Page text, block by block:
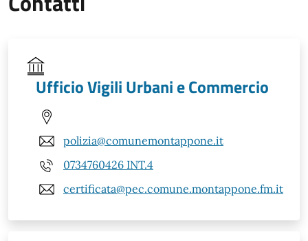
Ufficio Vigili Urbani e Commercio
polizia@comunemontappone.it
0734760426 INT.4
certificata@pec.comune.montappone.fm.it